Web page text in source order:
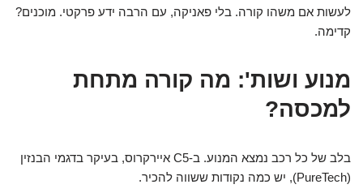
לעשות אם משהו קורה. בלי פאניקה, עם הרבה ידע פרקטי. מוכנים?
קדימה.
מנוע ושות': מה קורה מתחת
למכסה?
בלב של כל רכב נמצא המנוע. ב-C5 איירקרוס, בעיקר בדגמי הבנזין
(PureTech), יש כמה נקודות ששווה להכיר.